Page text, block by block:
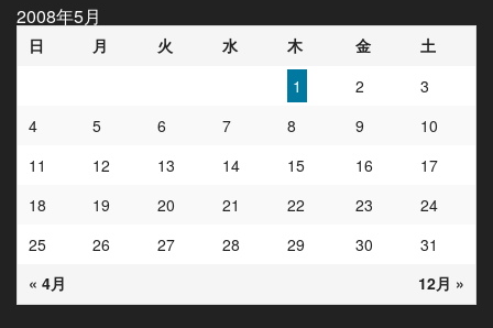
2008年5月
日 月 火 水 木 金 土
« 4月 12月 »
1 2
3
4
5 6 7 8 9
10
11
12 13 14 15 16
17
18
19 20 21 22 23
24
25
26 27 28 29 30 31